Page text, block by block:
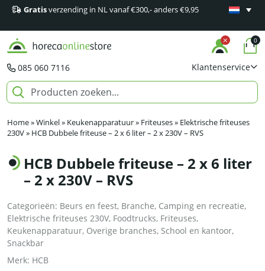
Gratisverzending in NL vanaf €300,- anders €9,95
Minimaal
085 060 7116 Klantenservice
0
Home»Winkel» Keukenapparatuur» Friteuses» Elektrische friteuses
230V» HCB Dubbele friteuse – 2 x 6 liter – 2 x 230V – RVS
HCB Dubbele friteuse – 2 x 6 liter
– 2 x 230V – RVS
Categorieën: Beurs en feest, Branche, Camping en recreatie,
Elektrische friteuses 230V, Foodtrucks, Friteuses,
Keukenapparatuur, Overige branches, School en kantoor,
Snackbar
Merk: HCB